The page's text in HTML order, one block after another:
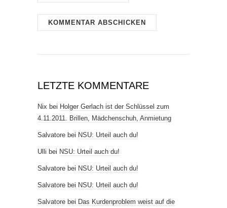
LETZTE KOMMENTARE
Nix bei Holger Gerlach ist der Schlüssel zum
4.11.2011. Brillen, Mädchenschuh, Anmietung
Salvatore bei NSU: Urteil auch du!
Ulli bei NSU: Urteil auch du!
Salvatore bei NSU: Urteil auch du!
Salvatore bei NSU: Urteil auch du!
Salvatore bei Das Kurdenproblem weist auf die